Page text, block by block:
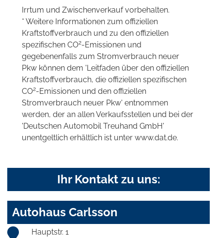
Irrtum und Zwischenverkauf vorbehalten.
* Weitere Informationen zum offiziellen
Kraftstoffverbrauch und zu den offiziellen
spezifischen CO2-Emissionen und
gegebenenfalls zum Stromverbrauch neuer
Pkw können dem 'Leitfaden über den offiziellen
Kraftstoffverbrauch, die offiziellen spezifischen
CO2-Emissionen und den offiziellen
Stromverbrauch neuer Pkw' entnommen
werden, der an allen Verkaufsstellen und bei der
'Deutschen Automobil Treuhand GmbH'
unentgeltlich erhältlich ist unter www.dat.de.
Ihr Kontakt zu uns:
Autohaus Carlsson
Hauptstr. 1